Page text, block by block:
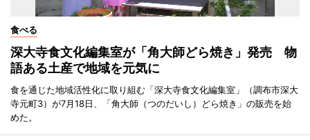
食べる
深大寺食文化編集室が「角大師どら焼き」発売 物
語ある土産で地域を元気に
食を通じた地域活性化に取り組む「深大寺食文化編集室」（調布市深大
寺元町3）が7月18日、「角大師（つのだいし）どら焼き」の販売を始
めた。